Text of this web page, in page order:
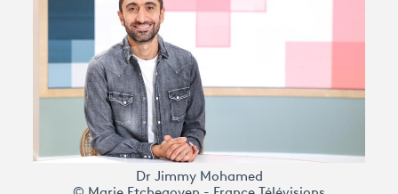
Dr Jimmy Mohamed